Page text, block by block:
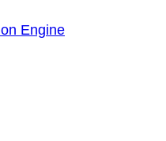
Engine